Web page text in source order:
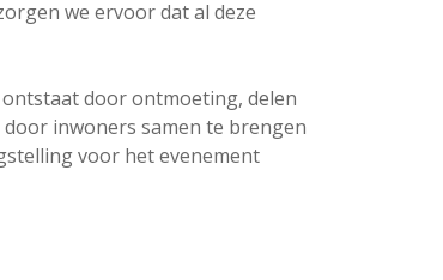
we ervoor dat al deze
door ontmoeting, delen
inwoners samen te brengen
voor het evenement